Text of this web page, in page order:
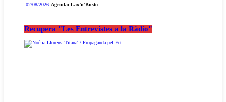
02/08/2026 Agenda: Lax’n’Busto
Recupera "Les Entrevistes a la Ràdio"